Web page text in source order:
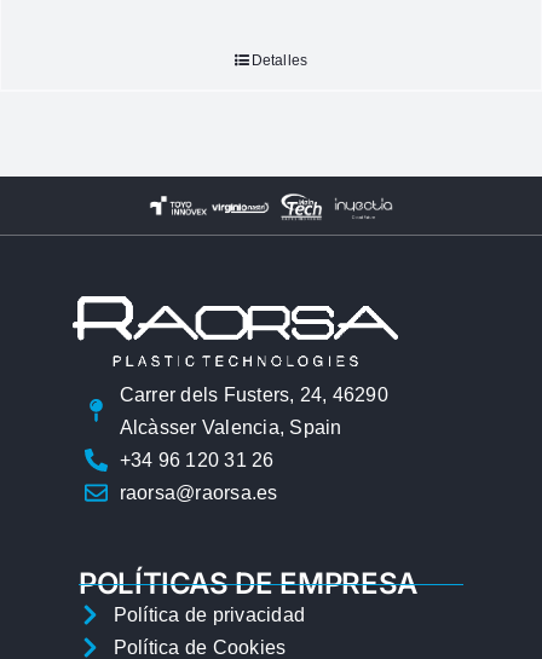
Detalles
Carrer dels Fusters, 24, 46290
Alcàsser Valencia, Spain
+34 96 120 31 26
raorsa@raorsa.es
POLÍTICAS DE EMPRESA
Política de privacidad
Política de Cookies